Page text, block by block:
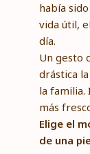
había
vida útil,
día.
Un gesto
drástica
la familia.
más
Elige el
de una